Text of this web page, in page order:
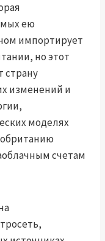
ею
импортирует
но этот
страну
изменений и
моделях
счетам